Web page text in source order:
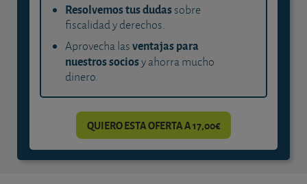
Resolvemos tus dudassobre
fiscalidad y derechos.
Aprovecha lasventajas para
nuestros sociosy ahorra mucho
dinero.
QUIERO ESTA OFERTA A 17,00€